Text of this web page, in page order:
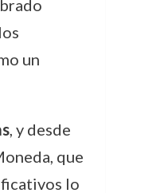
un
, y desde
que
lo